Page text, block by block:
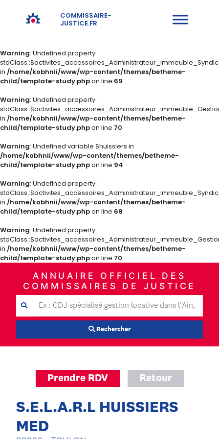
COMMISSAIRE-
JUSTICE.FR
Warning: Undefined property:
in /home/kobhnii/www/wp-content/themes/betheme-
child/template-study.phpon line 69
Warning: Undefined property:
in /home/kobhnii/www/wp-content/themes/betheme-
child/template-study.phpon line 70
Warning: Undefined variable $huissiers in
/home/kobhnii/www/wp-content/themes/betheme-
child/template-study.phpon line 94
Warning: Undefined property:
in /home/kobhnii/www/wp-content/themes/betheme-
child/template-study.phpon line 69
Warning: Undefined property:
in /home/kobhnii/www/wp-content/themes/betheme-
child/template-study.phpon line 70
ANNUAIRE OFFICIEL DES
COMMISSAIRES DE JUSTICE
Rechercher
S.E.L.A.R.L HUISSIERS
MED
Prendre RDV Retour